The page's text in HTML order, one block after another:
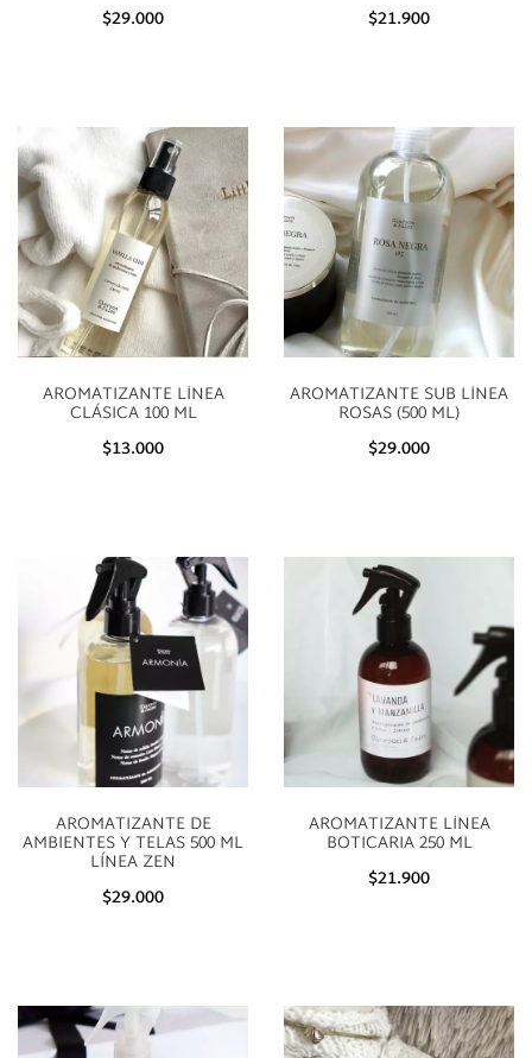
$29.000
$21.900
AROMATIZANTE LÍNEA
CLÁSICA 100 ML
$13.000
AROMATIZANTE SUB LÍNEA
ROSAS (500 ML)
$29.000
AROMATIZANTE DE
AMBIENTES Y TELAS 500 ML
LÍNEA ZEN
$29.000
AROMATIZANTE LÍNEA
BOTICARIA 250 ML
$21.900